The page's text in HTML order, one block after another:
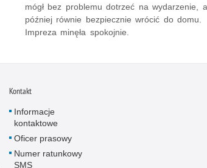
mógł bez problemu dotrzeć na wydarzenie, a
później równie bezpiecznie wrócić do domu.
Impreza minęła spokojnie.
Kontakt
Informacje
kontaktowe
Oficer prasowy
Numer ratunkowy
SMS